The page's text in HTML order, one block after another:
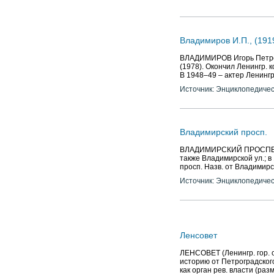
Владимиров И.П.,
ВЛАДИМИРОВ Игорь
(1978). Окончил Ленингр.
В 1948–49 – актер
Источник:
Владимирский просп.
ВЛАДИМИРСКИЙ ПРОСПЕКТ
также Владимирской ул.;
просп. Назв. от
Источник:
Ленсовет
ЛЕНСОВЕТ (Ленингр. гор.
историю от
как орган рев. власти